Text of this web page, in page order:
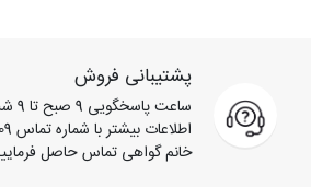
محسوب می‌شوند.پشتیبانی فروش
خانم گواهی تماس حاصل